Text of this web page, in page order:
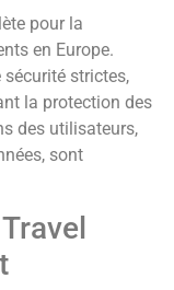
pour la
en Europe.
strictes,
la protection des
des utilisateurs,
sont